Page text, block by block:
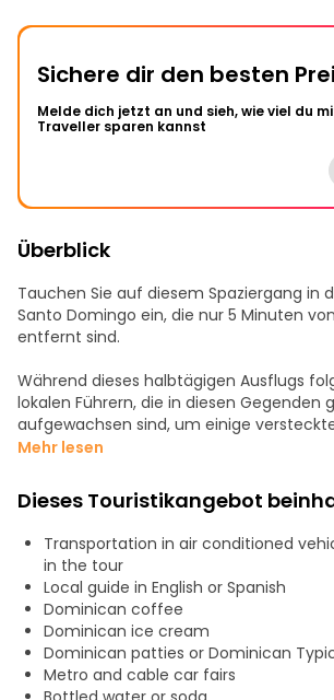
Sichere dir den besten
Melde dich jetzt an und sieh, wie viel du
Traveller sparen kannst
Überblick
Tauchen Sie auf diesem Spaziergang in
Santo Domingo ein, die nur 5 Minuten
entfernt sind.
Während dieses halbtägigen Ausflugs
lokalen Führern, die in diesen Gegenden
aufgewachsen sind, um einige
Halten Sie an unserem Kapuzenschild an,
dominikanisches Eis (helado de funda),
lokalen Markt, besuchen Sie einen
Emma-Laden und probieren Sie
Lernen Sie das Studio kennen, in dem
Dembow-Hits produziert wurden, und
fantastische Aussicht auf Santo
und der modernen Metro.
Gegen einen Aufpreis wird auch eine
angeboten, bei der Sie unter sechs der
Mehr lesen
Dieses Touristikangebot
Transportation in air conditioned
in the tour
Local guide in English or Spanish
Dominican coffee
Dominican ice cream
Dominican patties or Dominican
Metro and cable car fairs